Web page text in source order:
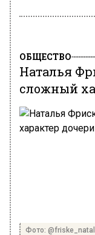
ОБЩЕСТВО
Наталья
сложный
Фото: